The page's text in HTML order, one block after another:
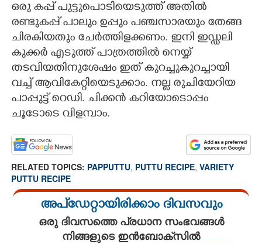
ഒരു കപ്പ് പുട്ടുപൊടിയെടുത്ത് അതിൽ
രണ്ടുകപ്പ് പാലും ഉപ്പും പഞ്ചസാരയും തേങ്ങ
ചിരകിയതും ചേർത്തിളക്കണം. ഇനി ഇഡ്ഡലി
കുക്കർ എടുത്ത് പാത്രത്തിൽ നെയ്യ്
തടവിയതിനുശേഷം ഇത് കുറച്ചുകുറച്ചായി
വച്ച് ആവികേറ്റിയെടുക്കാം. നല്ല രുചിയേറിയ
പാപ്പുട്ട് റെഡി. ചിക്കൻ കറിയോടൊപ്പം
ചൂടോടെ വിളമ്പാം.
RELATED TOPICS: PAPPUTTU, PUTTU RECIPE, VARIETY
PUTTU RECIPE
അപ്ഡേറ്റായിരിക്കാം ദിവസവും
ഒരു ദിവസത്തെ പ്രധാന സംഭവങ്ങൾ
നിങ്ങളുടെ ഇൻബോക്സിൽ